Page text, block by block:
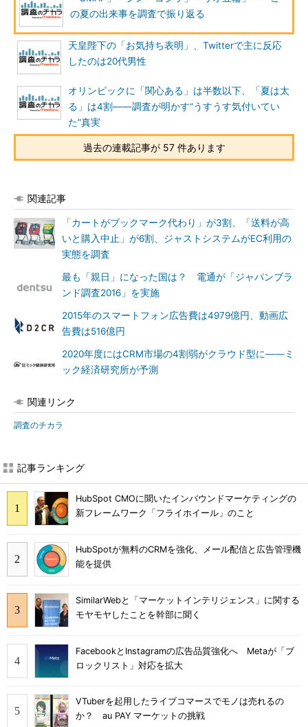
の夏の出来事を調査で振り返る
天皇陛下の「お気持ち表明」、Twitterで主に反応
したのは20代男性
オリンピックに「関心ある」は半数以下、「夏は太
る」は4割――調査が明かす“うすうす気付いてい
た”真実
過去の連載記事が 57 件あります
関連記事
「カートがブックマーク代わり」が3割、「送料が高
いと購入中止」が6割、ジャストシステムがEC利用の
実態を調査
最も「親日」になった国は？ 電通が「ジャパンブラ
ンド調査2016」を実施
2015年のスマートフォン広告費は4979億円、動画広
告費は516億円
2020年度にはCRM市場の4割弱がクラウド型に――ミ
ック経済研究所が予測
関連リンク
調査のチカラ
記事ランキング
HubSpot CMOに聞いたインバウンドマーケティングの
新フレームワーク「フライホイール」のこと
HubSpotが無料のCRMを強化、メール配信と広告管理機
能を提供
SimilarWebと「マーケットインテリジェンス」に関する
モヤモヤしたことを幹部に聞く
FacebookとInstagramの広告品質強化へ Metaが「ブ
ロックリスト」対応を拡大
VTuberを起用したライブコマースでモノは売れるの
か？ au PAY マーケットの挑戦